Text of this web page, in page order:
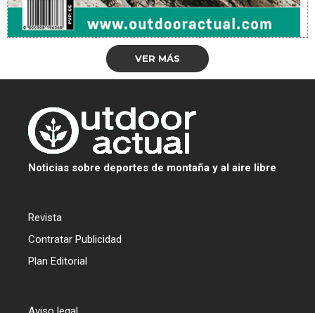
VER MÁS
Noticias sobre deportes de montaña y al aire libre
Revista
Contratar Publicidad
Plan Editorial